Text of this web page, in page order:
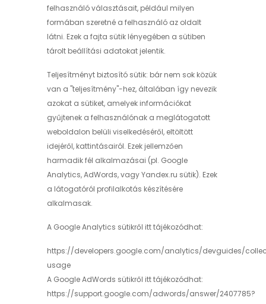
felhasználó választásait, például milyen
formában szeretné a felhasználó az oldalt
látni. Ezek a fajta sütik lényegében a sütiben
tárolt beállítási adatokat jelentik.
Teljesítményt biztosító sütik: bár nem sok közük
van a "teljesítmény"-hez, általában így nevezik
azokat a sütiket, amelyek információkat
gyűjtenek a felhasználónak a meglátogatott
weboldalon belüli viselkedéséről, eltöltött
idejéről, kattintásairól. Ezek jellemzően
harmadik fél alkalmazásai (pl. Google
Analytics, AdWords, vagy Yandex.ru sütik). Ezek
a látogatóról profilalkotás készítésére
alkalmasak.
A Google Analytics sütikről itt tájékozódhat:
https://developers.google.com/analytics/devguides/
usage
A Google AdWords sütikről itt tájékozódhat:
https://support.google.com/adwords/answer/2407785?